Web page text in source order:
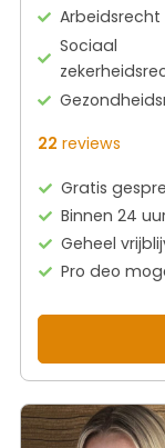
Arbeidsrecht
Sociaal
22 reviews
Gratis
Binnen 24
Geheel
Pro deo